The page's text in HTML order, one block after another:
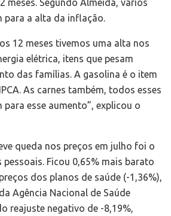
a alta da inflação.
12 meses tivemos uma alta nos
elétrica, itens que pesam
das famílias. A gasolina é o item
As carnes também, todos esses
esse aumento”, explicou o
queda nos preços em julho foi o
pessoais. Ficou 0,65% mais barato
dos planos de saúde (-1,36%),
Agência Nacional de Saúde
reajuste negativo de -8,19%,